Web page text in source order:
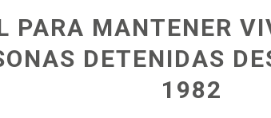
PARA MANTENER
DETENIDAS
1982